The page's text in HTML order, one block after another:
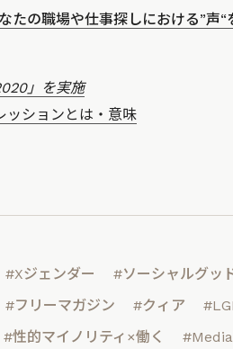
たの職場や仕事探しにおける”声“
」を実施
ッションとは・意味
#Xジェンダー #ソーシャルグッ
#フリーマガジン #クィア
#性的マイノリティ×働く